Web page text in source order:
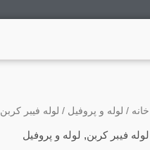
خانه / لوله و پروفیل / لوله فیبر کربن
لوله فیبر کربن, لوله و پروفیل